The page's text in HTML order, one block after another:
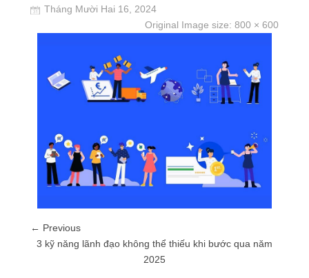
Tháng Mười Hai 16, 2024
Original Image size: 800 × 600
← Previous
3 kỹ năng lãnh đạo không thể thiếu khi bước qua năm
2025